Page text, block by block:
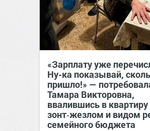
«Зарплату уже
Ну-ка показывай,
пришло!» —
Тамара Викторовна,
ввалившись в квартиру
зонт‑жезлом и видом
семейного бюджета